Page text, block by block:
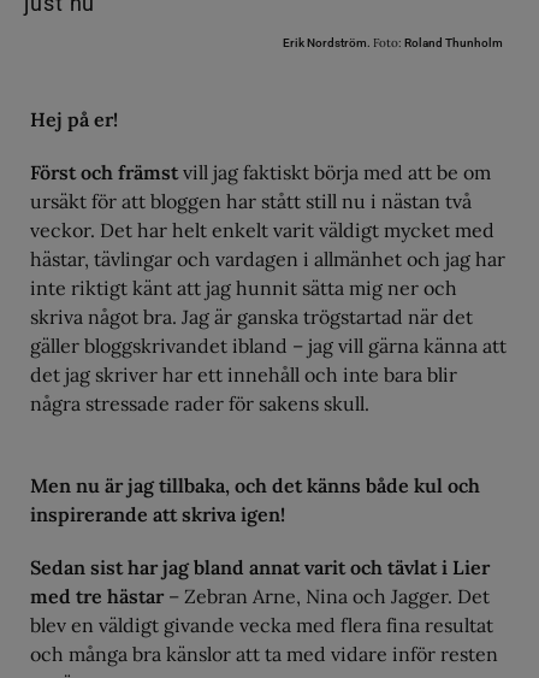
Erik Nordström. Foto: Roland Thunholm
Hej på er!
Först och främstvill jag faktiskt börja med att be om
ursäkt för att bloggen har stått still nu i nästan två
veckor. Det har helt enkelt varit väldigt mycket med
hästar, tävlingar och vardagen i allmänhet och jag har
inte riktigt känt att jag hunnit sätta mig ner och
skriva något bra. Jag är ganska trögstartad när det
gäller bloggskrivandet ibland – jag vill gärna känna att
det jag skriver har ett innehåll och inte bara blir
några stressade rader för sakens skull.
Men nu är jag tillbaka, och det känns både kul och
inspirerande att skriva igen!
Sedan sist har jag bland annat varit och tävlat i Lier
med tre hästar – Zebran Arne, Nina och Jagger. Det
blev en väldigt givande vecka med flera fina resultat
och många bra känslor att ta med vidare inför resten